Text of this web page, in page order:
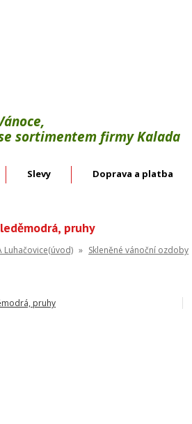
sortimentem firmy Kalada
Slevy Doprava a platba
pruhy
Luhačovice(úvod) » Skleněné vánoční ozdoby